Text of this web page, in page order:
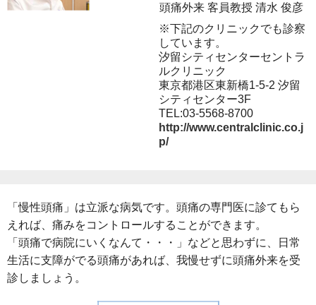
頭痛外来 客員教授 清水 俊彦
※下記のクリニックでも診察
しています。
汐留シティセンターセントラ
ルクリニック
東京都港区東新橋1-5-2 汐留
シティセンター3F
TEL:03-5568-8700
http://www.centralclinic.co.j
p/
「慢性頭痛」は立派な病気です。頭痛の専門医に診てもら
えれば、痛みをコントロールすることができます。
「頭痛で病院にいくなんて・・・」などと思わずに、日常
生活に支障がでる頭痛があれば、我慢せずに頭痛外来を受
診しましょう。